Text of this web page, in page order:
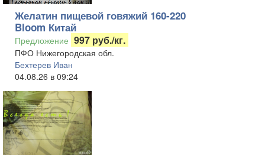
Желатин пищевой говяжий 160-220
Bloom Китай
Предложение 997 руб./кг.
ПФО Нижегородская обл.
Бехтерев Иван
04.08.26 в 09:24